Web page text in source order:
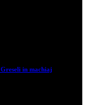
in machiaj